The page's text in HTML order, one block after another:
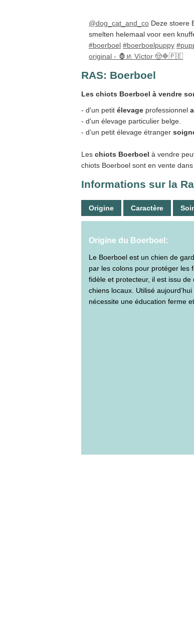
@dog_cat_and_co Deze stoere
smelten helemaal voor een
#boerboel #boerboelpuppy
original - 🦍🚸 Víctor 🤠🔷🇵🇪
RAS: Boerboel
Les chiots Boerboel à vendre
- d'un petit élevage professionnel
- d'un élevage particulier belge.
- d’un petit élevage étranger
Les chiots Boerboel à vendre
chiots Boerboel sont en vente
Informations sur la
Origine Caractère
Origine du Boerboel:
Le Boerboel est un chien de
par les colons pour protéger les
fidèle et protecteur, il est issu
chiens locaux. Utilisé
nécessite une éducation ferme